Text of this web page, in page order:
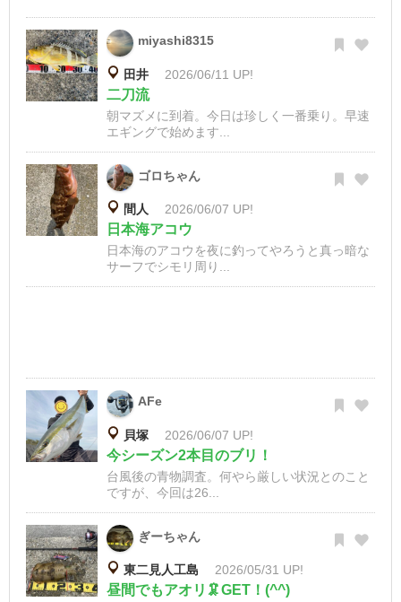
miyashi8315
田井 2026/06/11 UP!
二刀流
朝マズメに到着。今日は珍しく一番乗り。早速
エギングで始めます...
ゴロちゃん
間人 2026/06/07 UP!
日本海アコウ
日本海のアコウを夜に釣ってやろうと真っ暗な
サーフでシモリ周り...
AFe
貝塚 2026/06/07 UP!
今シーズン2本目のブリ！
台風後の青物調査。何やら厳しい状況とのこと
ですが、今回は26...
ぎーちゃん
東二見人工島 2026/05/31 UP!
昼間でもアオリ🦑GET！(^^)